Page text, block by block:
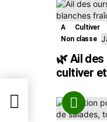
A Cultiver
Non classe
🌿 Ail
cultiver